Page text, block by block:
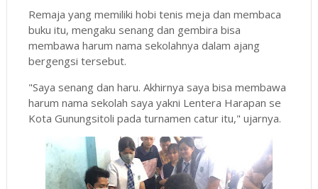
Remaja yang memiliki hobi tenis meja dan membaca
buku itu, mengaku senang dan gembira bisa
membawa harum nama sekolahnya dalam ajang
bergengsi tersebut.
"Saya senang dan haru. Akhirnya saya bisa membawa
harum nama sekolah saya yakni Lentera Harapan se
Kota Gunungsitoli pada turnamen catur itu," ujarnya.